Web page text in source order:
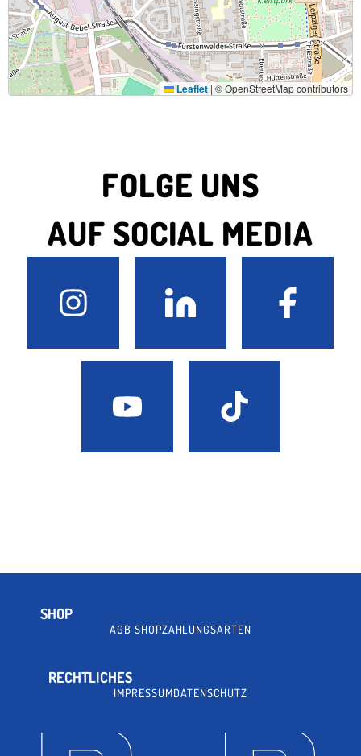
Leaflet | © OpenStreetMap contributors
FOLGE UNS
AUF SOCIAL MEDIA
SHOP
AGB SHOPZAHLUNGSARTEN
RECHTLICHES
IMPRESSUMDATENSCHUTZ